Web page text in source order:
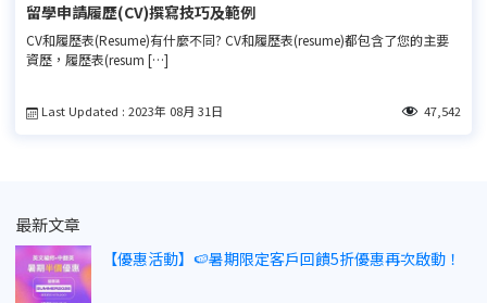
留學申請履歷(CV)撰寫技巧及範例
CV和履歷表(Resume)有什麼不同? CV和履歷表(resume)都包含了您的主要
資歷，履歷表(resum […]
Last Updated : 2023年 08月 31日 47,542
最新文章
【優惠活動】🍉暑期限定客戶回饋5折優惠再次啟動！